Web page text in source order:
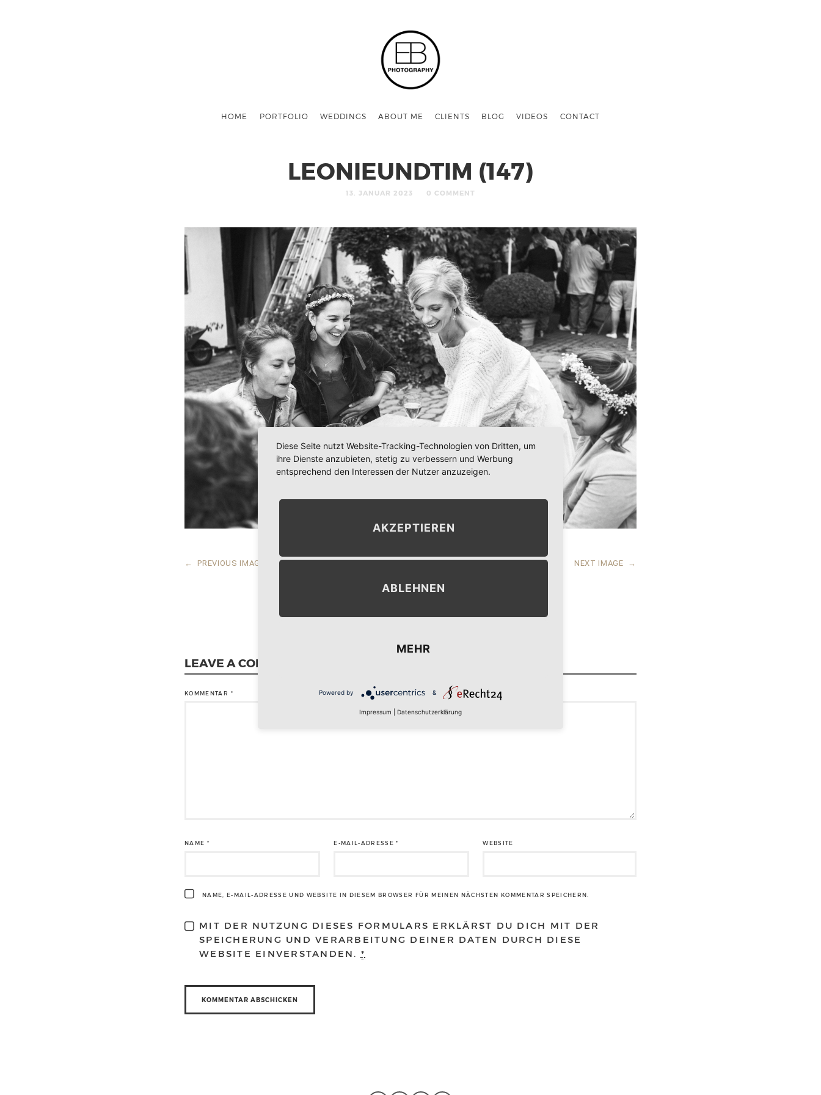
HOME PORTFOLIO WEDDINGS ABOUT ME CLIENTS BLOG VIDEOS CONTACT
LEONIEUNDTIM (147)
13. JANUAR 2023 0 COMMENT
← PREVIOUS IMAGE NEXT IMAGE →
LEAVE A COMMENT
KOMMENTAR *
NAME * E-MAIL-ADRESSE* WEBSITE
NAME, E-MAIL-ADRESSE UND WEBSITE IN DIESEM BROWSER FÜR MEINEN NÄCHSTEN KOMMENTAR SPEICHERN.
MIT DER NUTZUNG DIESES FORMULARS ERKLÄRST DU DICH MIT DER
SPEICHERUNG UND VERARBEITUNG DEINER DATEN DURCH DIESE
WEBSITE EINVERSTANDEN. *
Diese Seite nutzt Website-Tracking-Technologien von Dritten, um
ihre Dienste anzubieten, stetig zu verbessern und Werbung
entsprechend den Interessen der Nutzer anzuzeigen.
AKZEPTIEREN
ABLEHNEN
MEHR
Powered by &
Impressum Datenschutzerklärung